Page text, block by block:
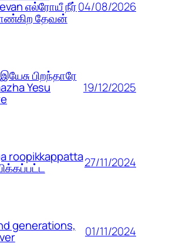
எல்ரோயீ நீர்
தேவன்
04/08/2026
பிறந்தாரே
Yesu 19/12/2025
roopikkappatta27/11/2024
generations, 01/11/2024